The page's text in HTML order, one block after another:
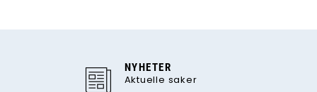
NYHETER
Aktuelle saker